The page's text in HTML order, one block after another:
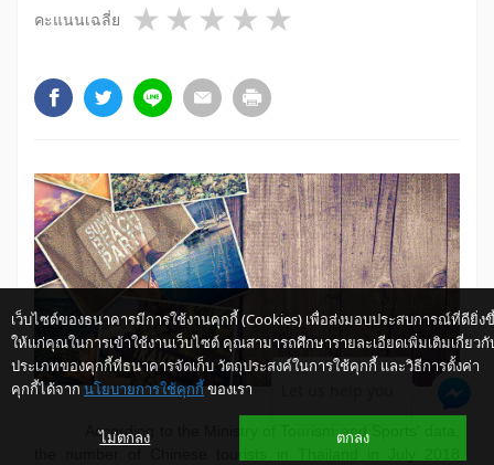
คะแนนเฉลี่ย 4 stars
3 stars
2 stars
1 star
According to the Ministry of Tourism and Sports' data,
เว็บไซต์ของธนาคารมีการใช้งานคุกกี้ (Cookies) เพื่อส่งมอบประสบการณ์ที่ดียิ่ง
ให้แก่คุณในการเข้าใช้งานเว็บไซต์ คุณสามารถศึกษารายละเอียดเพิ่มเติมเกี่ยวกั
ประเภทของคุกกี้ที่ธนาคารจัดเก็บ วัตถุประสงค์ในการใช้คุกกี้ และวิธีการตั้งค่า
คุกกี้ได้จาก นโยบายการใช้คุกกี้ ของเรา
ไม่ตกลง ตกลง